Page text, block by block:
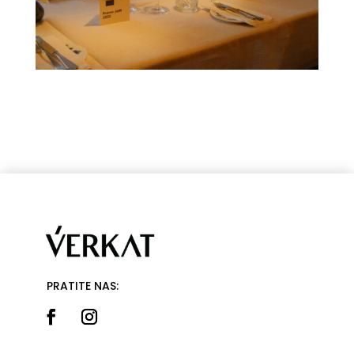
PRATITE NAS: